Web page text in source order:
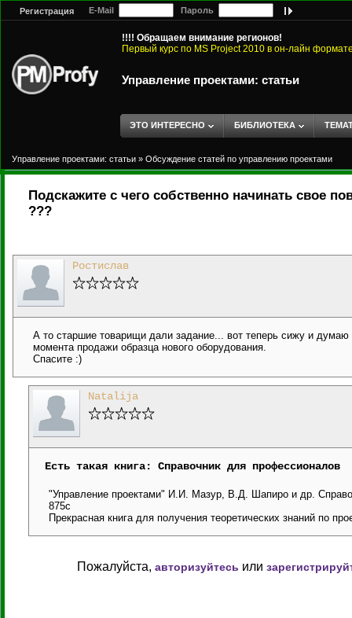
Регистрация E-Mail Пароль
!!!! Обращаем внимание регионов!
Первый курс по MS Project 2010 в он-лайн
Управление проектами: статьи
ЭТО ИНТЕРЕСНО БИБЛИОТЕКА
Управление проектами: статьи » Обсуждение статей по управлению проектами
Подскажите с чего собственно начинать свое
???
Ростислав
А то старшие товарищи дали задание... вот теперь сижу и
момента продажи образца нового оборудования.
Спасите :)
Natalija
Есть такая книга: Справочник для профессионалов
"Управление проектами" И.И. Мазур, В.Д. Шапиро и др.
875с
Прекрасная книга для получения теоретических знаний по
Пожалуйста, авторизуйтесь или